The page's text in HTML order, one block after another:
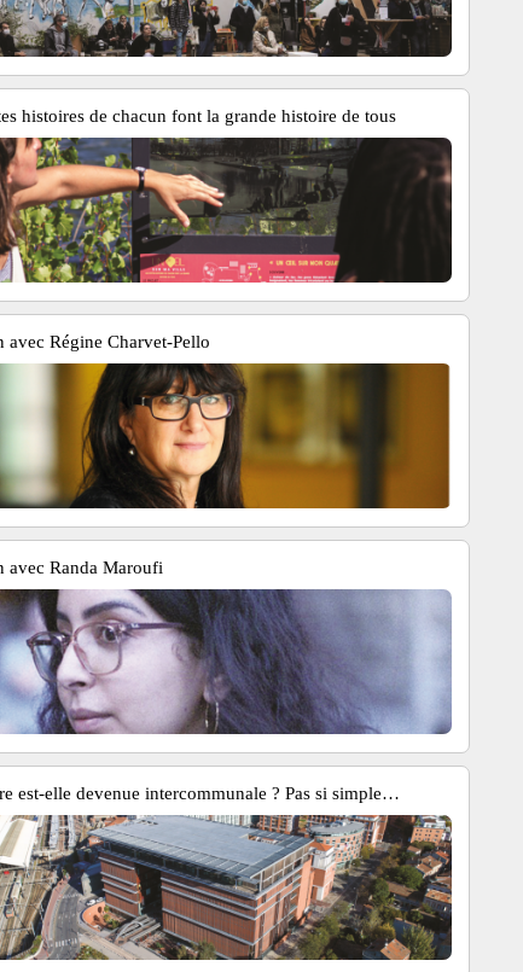
histoires de chacun font la grande histoire de tous
avec Régine Charvet-Pello
avec Randa Maroufi
est-elle devenue intercommunale ? Pas si simple…